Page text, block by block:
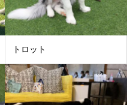
トロット